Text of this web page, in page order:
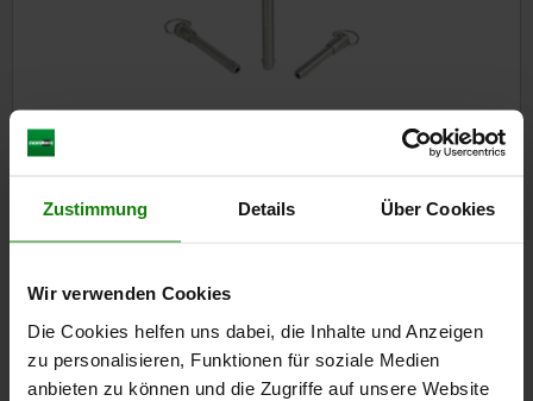
Zustimmung Details Über Cookies
Wir verwenden Cookies
Die Cookies helfen uns dabei, die Inhalte und Anzeigen
zu personalisieren, Funktionen für soziale Medien
anbieten zu können und die Zugriffe auf unsere Website
03195